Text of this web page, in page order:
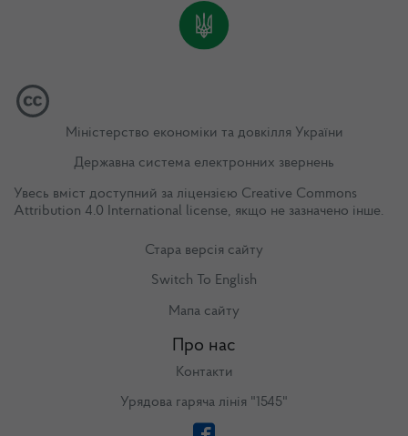
Міністерство економіки та довкілля України
Державна система електронних звернень
Увесь вміст доступний за ліцензією Creative Commons
Attribution 4.0 International license, якщо не зазначено інше.
Стара версія сайту
Switch To English
Мапа сайту
Про нас
Контакти
Урядова гаряча лінія "1545"